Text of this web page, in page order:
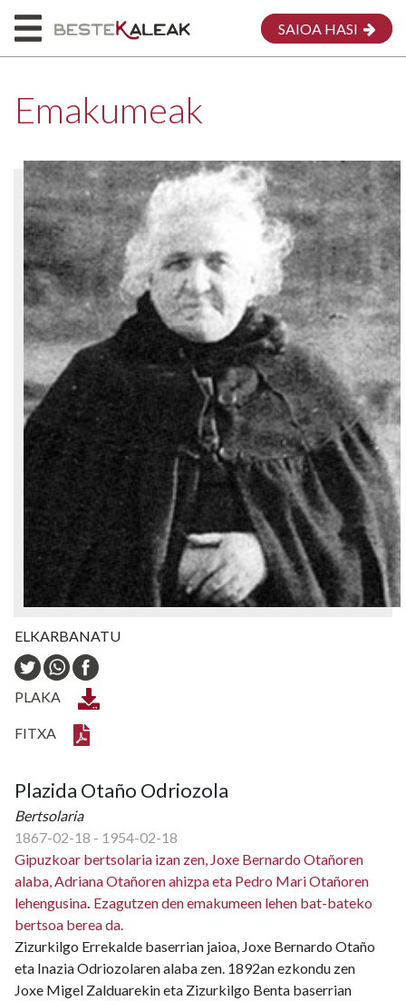
HONI BURUZ
MAPA
EMAKUMEAK
MEG
EKARPENA EGIN
SAIOA HASI
Emakumeak
ELKARBANATU
PLAKA
FITXA
Plazida Otaño Odriozola
Bertsolaria
1867-02-18 - 1954-02-18
Gipuzkoar bertsolaria izan zen, Joxe Bernardo Otañoren
alaba, Adriana Otañoren ahizpa eta Pedro Mari Otañoren
lehengusina Ezagutzen den emakumeen lehen bat-bateko
bertsoa berea da.
Zizurkilgo Errekalde baserrian jaioa, Joxe Bernardo Otaño
eta Inazia Odriozolaren alaba zen. 1892an ezkondu zen
Joxe Migel Zalduarekin eta Zizurkilgo Benta baserrian